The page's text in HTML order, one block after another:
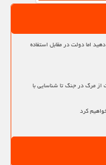
اما دولت در مقابل استفاده
مرگ در جنگ تا شناسایی با
کرد